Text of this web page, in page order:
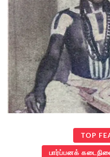
TOP
பார்ப்பனக்